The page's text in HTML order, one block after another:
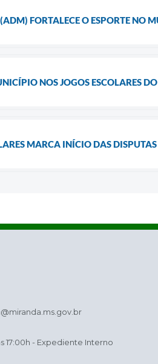
FORTALECE O ESPORTE NO
NOS JOGOS ESCOLARES
MARCA INÍCIO DAS
17:00h - Expediente Interno